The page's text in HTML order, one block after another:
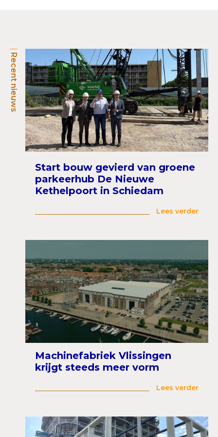
Recent nieuws
Start bouw gevierd van groene
parkeerhub De Nieuwe
Kethelpoort in Schiedam
Lees verder
Machinefabriek Vlissingen
krijgt steeds meer vorm
Lees verder